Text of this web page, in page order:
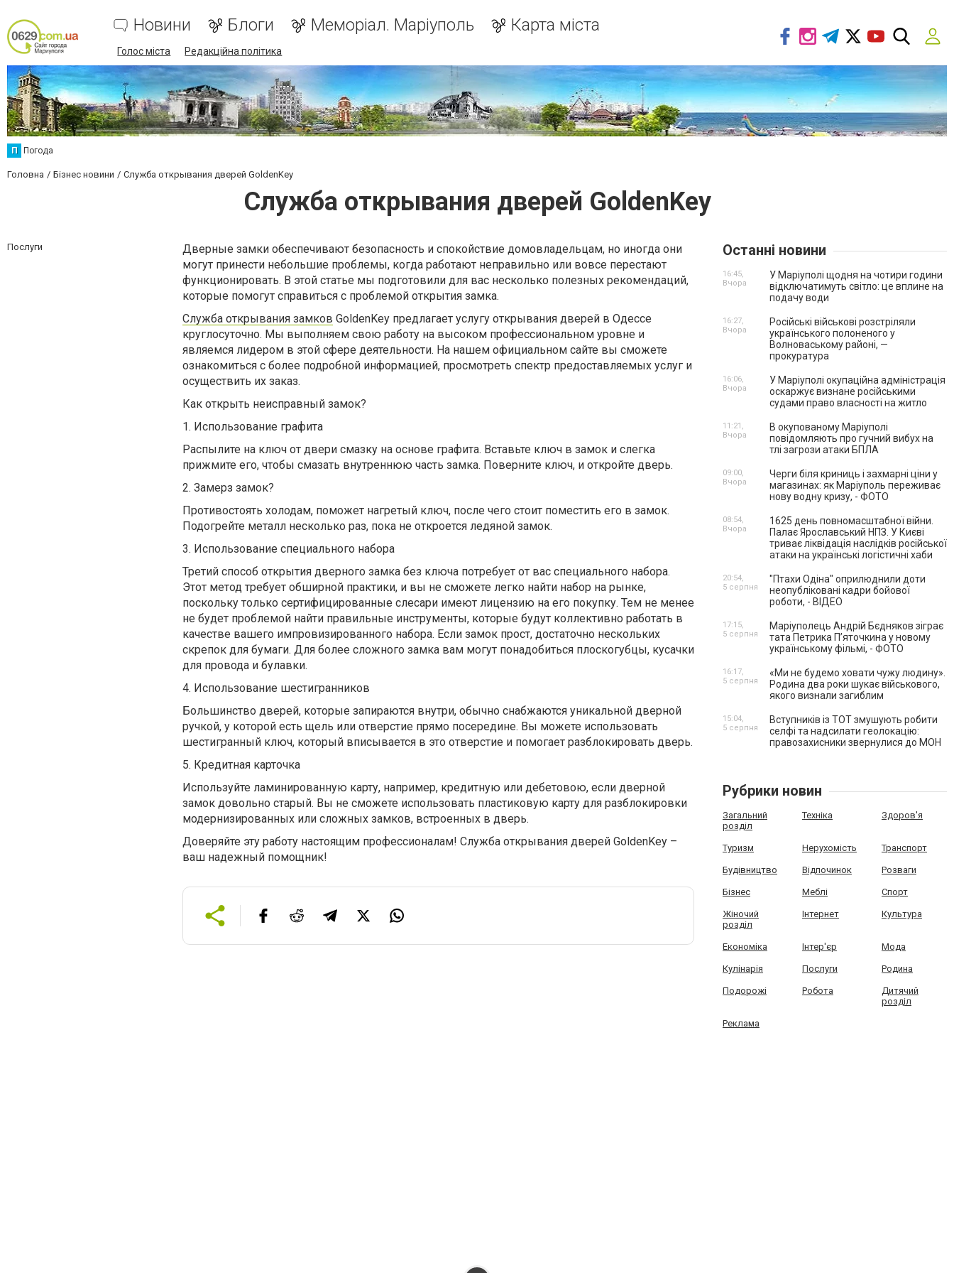
Новини Блоги Меморіал. Маріуполь Карта міста
Голос міста Редакційна політика
П Погода
Головна Бізнес новини Служба открывания дверей GoldenKey
Служба открывания дверей GoldenKey
Послуги
Дверные замки обеспечивают безопасность и спокойствие домовладельцам, но иногда они
могут принести небольшие проблемы, когда работают неправильно или вовсе перестают
функционировать. В этой статье мы подготовили для вас несколько полезных рекомендаций,
которые помогут справиться с проблемой открытия замка.
Служба открывания замков GoldenKey предлагает услугу открывания дверей в Одессе
круглосуточно. Мы выполняем свою работу на высоком профессиональном уровне и
являемся лидером в этой сфере деятельности. На нашем официальном сайте вы сможете
ознакомиться с более подробной информацией, просмотреть спектр предоставляемых услуг и
осуществить их заказ.
Как открыть неисправный замок?
1. Использование графита
Распылите на ключ от двери смазку на основе графита. Вставьте ключ в замок и слегка
прижмите его, чтобы смазать внутреннюю часть замка. Поверните ключ, и откройте дверь.
2. Замерз замок?
Противостоять холодам, поможет нагретый ключ, после чего стоит поместить его в замок.
Подогрейте металл несколько раз, пока не откроется ледяной замок.
3. Использование специального набора
Третий способ открытия дверного замка без ключа потребует от вас специального набора.
Этот метод требует обширной практики, и вы не сможете легко найти набор на рынке,
поскольку только сертифицированные слесари имеют лицензию на его покупку. Тем не менее
не будет проблемой найти правильные инструменты, которые будут коллективно работать в
качестве вашего импровизированного набора. Если замок прост, достаточно нескольких
скрепок для бумаги. Для более сложного замка вам могут понадобиться плоскогубцы, кусачки
для провода и булавки.
4. Использование шестигранников
Большинство дверей, которые запираются внутри, обычно снабжаются уникальной дверной
ручкой, у которой есть щель или отверстие прямо посередине. Вы можете использовать
шестигранный ключ, который вписывается в это отверстие и помогает разблокировать дверь.
5. Кредитная карточка
Используйте ламинированную карту, например, кредитную или дебетовою, если дверной
замок довольно старый. Вы не сможете использовать пластиковую карту для разблокировки
модернизированных или сложных замков, встроенных в дверь.
Доверяйте эту работу настоящим профессионалам! Служба открывания дверей GoldenKey –
ваш надежный помощник!
Останні новини
У Маріуполі щодня на чотири години
відключатимуть світло: це вплине на
подачу води
16:45,
Вчора
Російські військові розстріляли
українського полоненого у
Волноваському районі, —
прокуратура
16:27,
Вчора
У Маріуполі окупаційна адміністрація
оскаржує визнане російськими
судами право власності на житло
16:06,
Вчора
В окупованому Маріуполі
повідомляють про гучний вибух на
тлі загрози атаки БПЛА
11:21,
Вчора
Черги біля криниць і захмарні ціни у
магазинах: як Маріуполь переживає
нову водну кризу, - ФОТО
09:00,
Вчора
1625 день повномасштабної війни.
Палає Ярославський НПЗ. У Києві
триває ліквідація наслідків російської
атаки на українські логістичні хаби
08:54,
Вчора
"Птахи Одіна" оприлюднили доти
неопубліковані кадри бойової
роботи, - ВІДЕО
20:54,
5 серпня
Маріуполець Андрій Бєдняков зіграє
тата Петрика П’яточкина у новому
українському фільмі, - ФОТО
17:15,
5 серпня
«Ми не будемо ховати чужу людину».
Родина два роки шукає військового,
якого визнали загиблим
16:17,
5 серпня
Вступників із ТОТ змушують робити
селфі та надсилати геолокацію:
правозахисники звернулися до МОН
15:04,
5 серпня
Рубрики новин
Загальний
розділ
Техніка Здоров'я
Туризм Нерухомість Транспорт
Будівництво Відпочинок Розваги
Бізнес Меблі Спорт
Жіночий
розділ
Інтернет Культура
Економіка Інтер'єр Мода
Кулінарія Послуги Родина
Подорожі Робота
Дитячий
розділ
Реклама